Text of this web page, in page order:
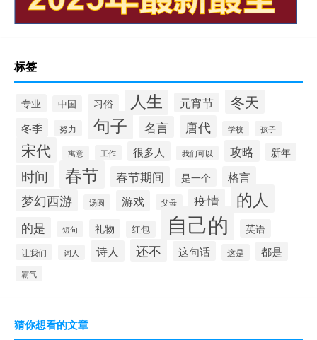
标签
专业 中国 习俗 人生 元宵节 冬天
冬季 努力 句子 名言 唐代 学校 孩子
宋代 寓意 工作 很多人 我们可以 攻略 新年
时间 春节 春节期间 是一个 格言
梦幻西游 汤圆 游戏 父母 疫情 的人
的是 短句 礼物 红包 自己的 英语
让我们 词人 诗人 还不 这句话 这是 都是
霸气
猜你想看的文章